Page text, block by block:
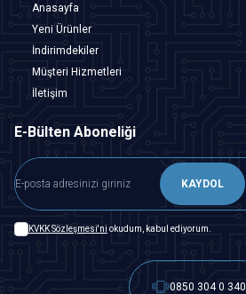
Anasayfa
Yeni Ürünler
İndirimdekiler
Müşteri Hizmetleri
İletişim
E-Bülten Aboneliği
KAYDOL
KVKK Sözleşmesi'ni okudum, kabul ediyorum.
0850 304 0 340